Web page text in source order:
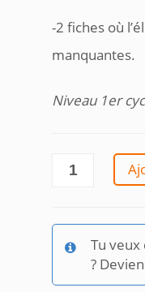
-2 fiches où
manquantes.
Niveau 1er
quantité
et
chiffresTu
?